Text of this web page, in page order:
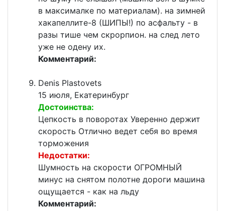
в максималке по материалам). на зимней
хакапеллите-8 (ШИПЫ!) по асфальту - в
разы тише чем скрорпион. на след лето
уже не одену их.
Комментарий:
Denis Plastovets
15 июля, Екатеринбург
Достоинства:
Цепкость в поворотах Уверенно держит
скорость Отлично ведет себя во время
торможения
Недостатки:
Шумность на скорости ОГРОМНЫЙ
минус на снятом полотне дороги машина
ощущается - как на льду
Комментарий: